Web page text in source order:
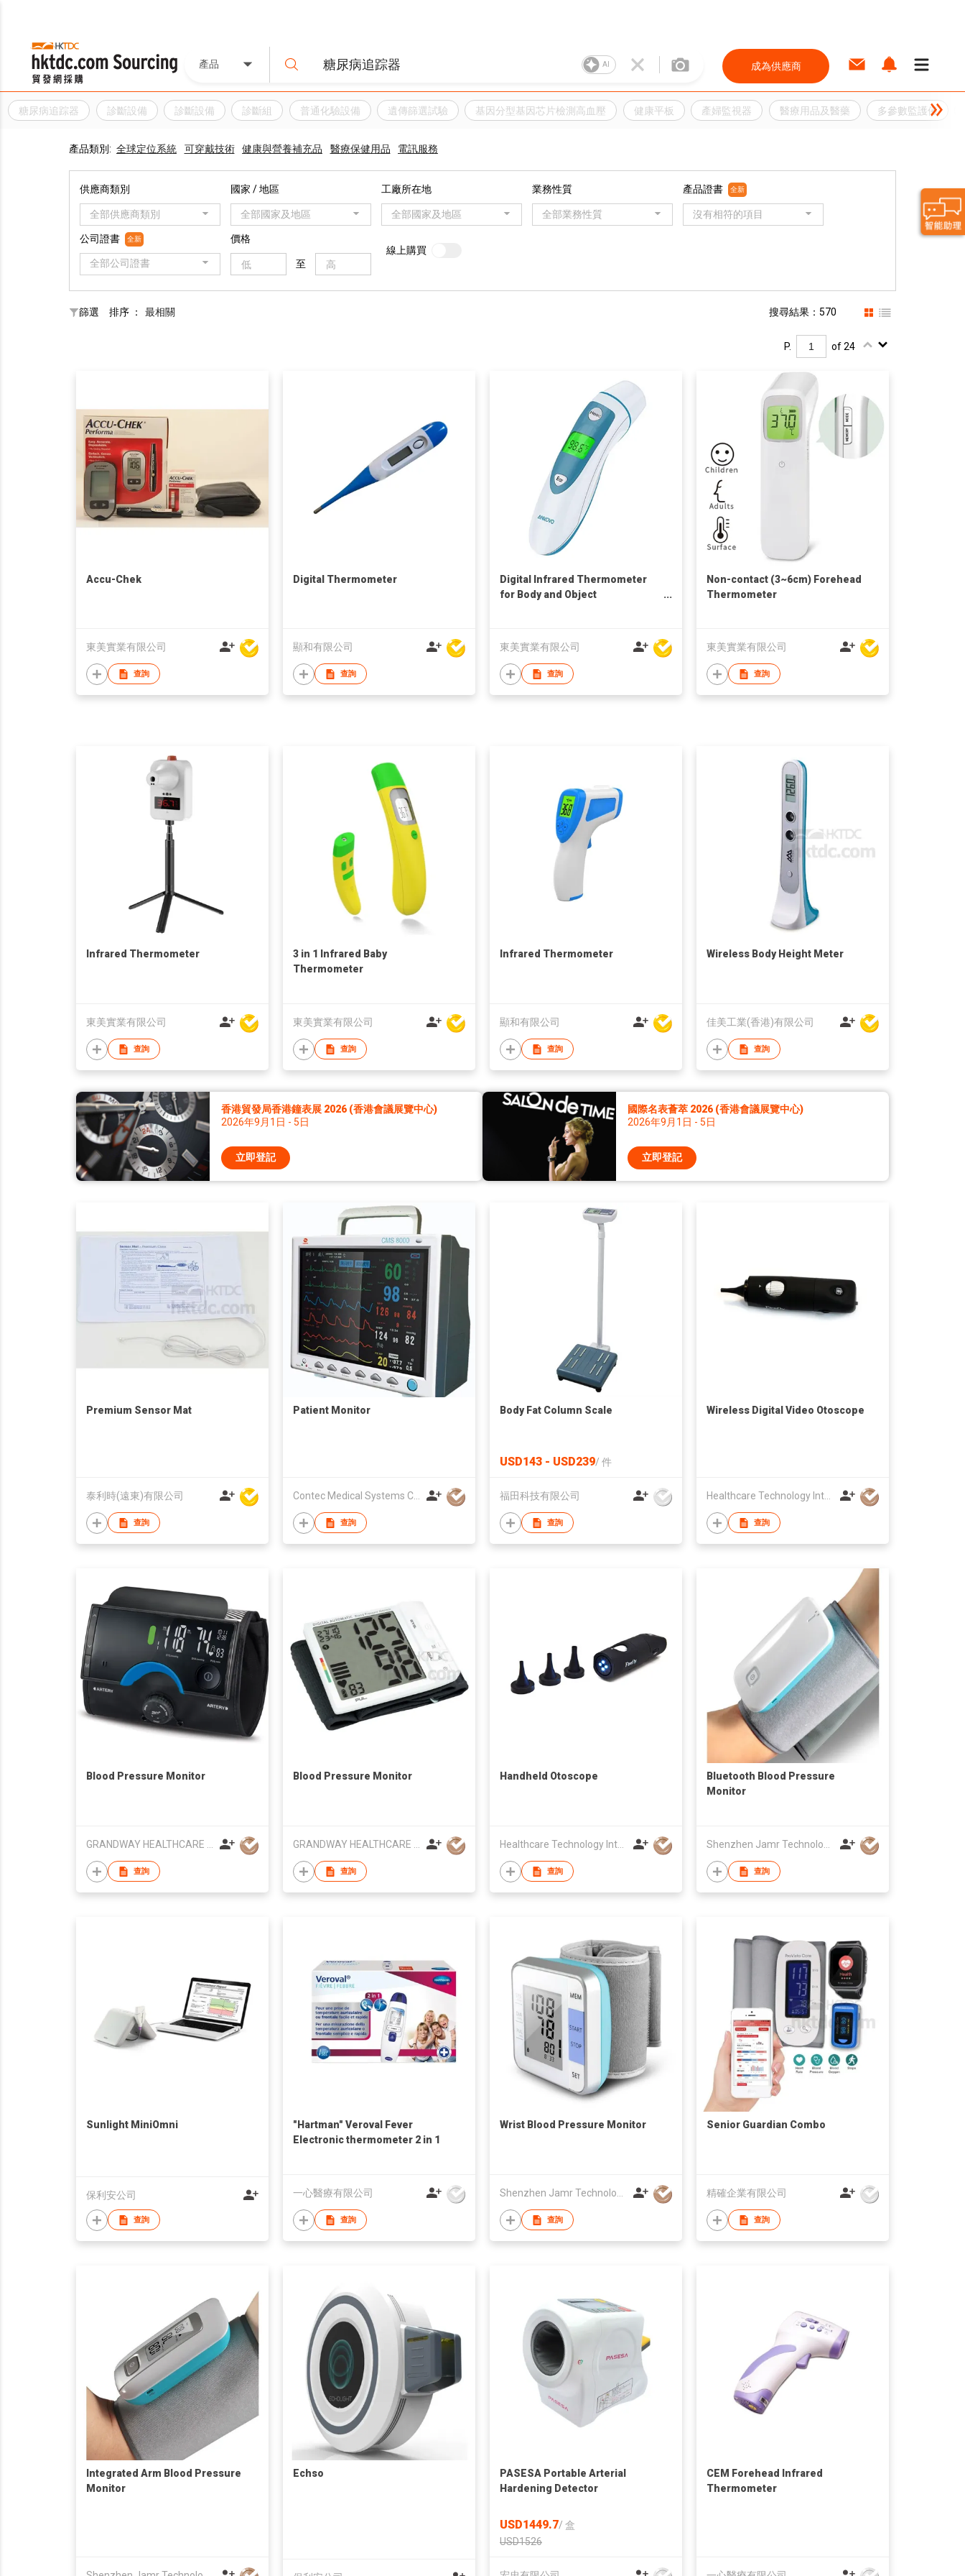
產品 AI 成為供應商
糖尿病追踪器 診斷設備 診斷設備 診斷組 普通化驗設備 遺傳篩選試驗 基因分型基因芯片檢測高血壓 健康平板 產婦監視器 醫療用品及醫藥 多參數監護儀
產品類別: 全球定位系統 可穿戴技術 健康與營養補充品 醫療保健用品 電訊服務
供應商類別
全部供應商類別
國家 / 地區
全部國家及地區
工廠所在地
全部國家及地區
業務性質
全部業務性質
產品證書 全新
沒有相符的項目
公司證書 全新
全部公司證書
價格
至
線上購買
篩選 排序 ： 最相關 搜尋結果：570
P. of 24
Accu-Chek
東美實業有限公司
查詢
Digital Thermometer
顯和有限公司
查詢
Digital Infrared Thermometer
for Body and Object
東美實業有限公司
查詢
Non-contact (3~6cm) Forehead
Thermometer
東美實業有限公司
查詢
Infrared Thermometer
東美實業有限公司
查詢
3 in 1 Infrared Baby
Thermometer
東美實業有限公司
查詢
Infrared Thermometer
顯和有限公司
查詢
Wireless Body Height Meter
佳美工業(香港)有限公司
查詢
香港貿發局香港鐘表展 2026 (香港會議展覽中心)
2026年9月1日 - 5日
立即登記
國際名表薈萃 2026 (香港會議展覽中心)
2026年9月1日 - 5日
立即登記
Premium Sensor Mat
泰利時(遠東)有限公司
查詢
Patient Monitor
查詢
Body Fat Column Scale
USD143 - USD239/ 件
福田科技有限公司
查詢
Wireless Digital Video Otoscope
查詢
Blood Pressure Monitor
查詢
Blood Pressure Monitor
查詢
Handheld Otoscope
查詢
Bluetooth Blood Pressure
Monitor
查詢
Sunlight MiniOmni
保利安公司
查詢
"Hartman" Veroval Fever
Electronic thermometer 2 in 1
一心醫療有限公司
查詢
Wrist Blood Pressure Monitor
查詢
Senior Guardian Combo
精確企業有限公司
查詢
Integrated Arm Blood Pressure
Monitor
Echso
PASESA Portable Arterial
Hardening Detector
USD1449.7/ 盒
USD1526
CEM Forehead Infrared
Thermometer